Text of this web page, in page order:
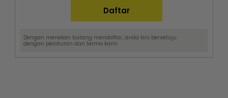
Dengan menekan butang mendaftar, anda kini bersetuju
dengan peraturan dan terma kami.